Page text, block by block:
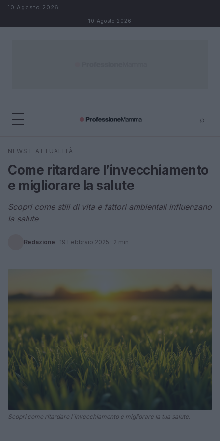
Salta al contenuto
10 Agosto 2026
10 Agosto 2026
⌕
Cerca
NEWS E ATTUALITÀ
Come ritardare l’invecchiamento
e migliorare la salute
Scopri come stili di vita e fattori ambientali influenzano
la salute
Redazione · 19 Febbraio 2025 · 2 min
Scopri come ritardare l'invecchiamento e migliorare la tua salute.